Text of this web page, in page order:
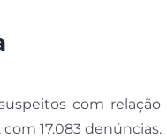
com
17.083 denúncias.